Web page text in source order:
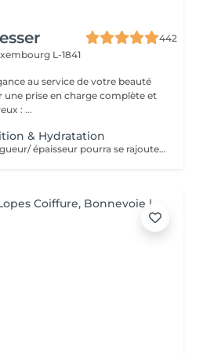
442
L-1841
une prise en charge complète et
: ...
& Hydratation
Un supplément lié à la longueur/ épaisseur pourra se rajouter au tarif du Lissage Brésilien . Un devis vous est offert sur simple demande sans engagement.